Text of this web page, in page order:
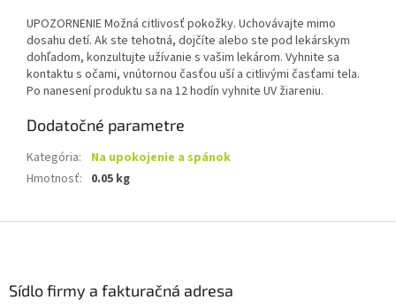
UPOZORNENIE Možná citlivosť pokožky. Uchovávajte mimo
dosahu detí. Ak ste tehotná, dojčíte alebo ste pod lekárskym
dohľadom, konzultujte užívanie s vašim lekárom. Vyhnite sa
kontaktu s očami, vnútornou časťou uší a citlivými časťami tela.
Po nanesení produktu sa na 12 hodín vyhnite UV žiareniu.
Dodatočné parametre
Kategória:
Na upokojenie a spánok
Hmotnosť: 0.05 kg
Sídlo firmy a fakturačná adresa